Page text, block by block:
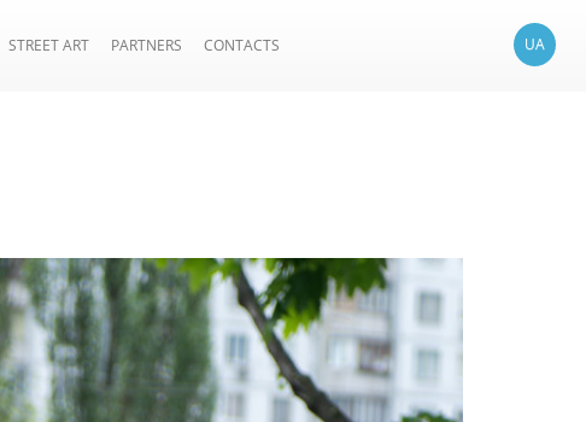
STREET ART PARTNERS CONTACTS UA